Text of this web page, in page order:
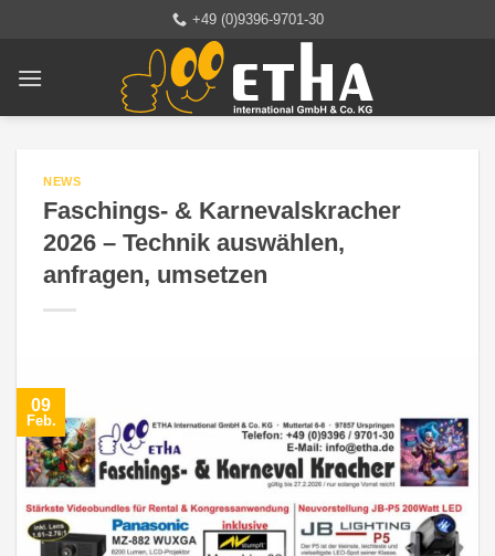
springen
+49 (0)9396-9701-30
NEWS
Faschings- & Karnevalskracher
2026 – Technik auswählen,
anfragen, umsetzen
09
Feb.